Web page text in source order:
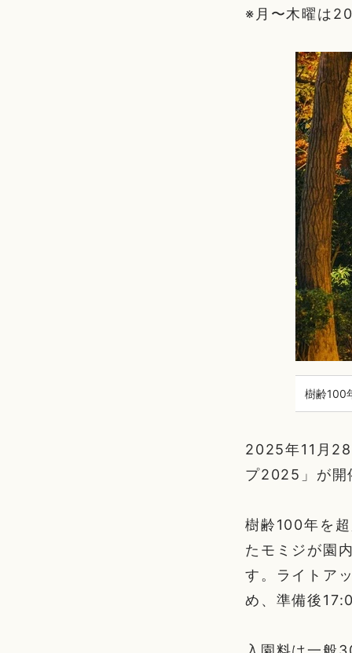
※月〜木曜は
樹齢100
2025年11月
プ2025」が開
樹齢100年を
たモミジが園
す。ライトア
め、準備後